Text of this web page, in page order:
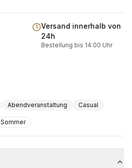
Versand innerhalb von
24h
Bestellung bis 14:00 Uhr
Abendveranstaltung Casual
Sommer